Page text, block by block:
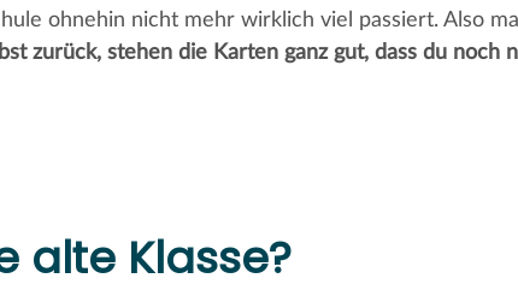
ohnehin nicht mehr wirklich viel passiert. Also
zurück, stehen die Karten ganz gut, dass du noch
alte Klasse?